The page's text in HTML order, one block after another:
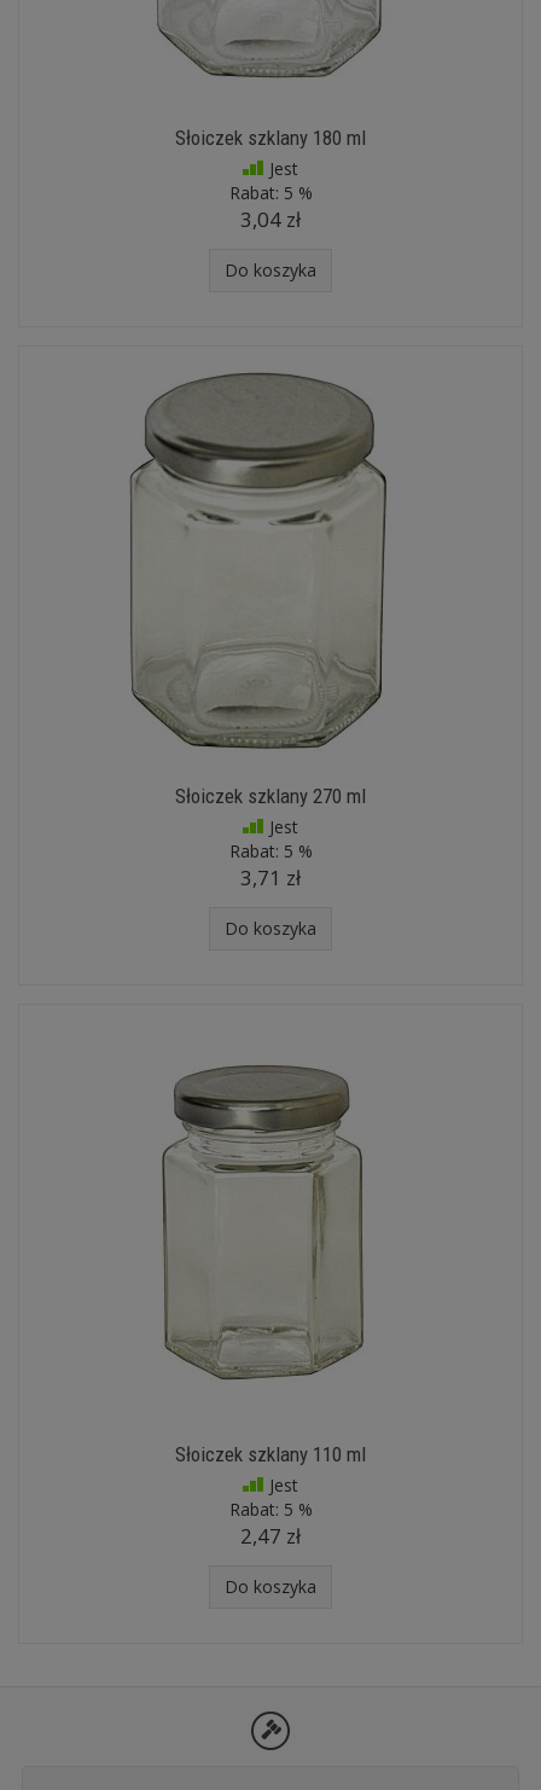
Słoiczek szklany 180 ml
Jest
Rabat: 5 %
3,04 zł
Do koszyka
Słoiczek szklany 270 ml
Jest
Rabat: 5 %
3,71 zł
Do koszyka
Słoiczek szklany 110 ml
Jest
Rabat: 5 %
2,47 zł
Do koszyka